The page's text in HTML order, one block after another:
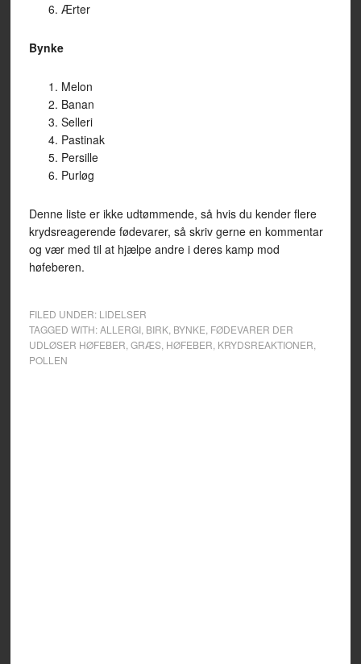
Ærter
Bynke
Melon
Banan
Selleri
Pastinak
Persille
Purløg
Denne liste er ikke udtømmende, så hvis du kender flere
krydsreagerende fødevarer, så skriv gerne en kommentar
og vær med til at hjælpe andre i deres kamp mod
høfeberen.
FILED UNDER: LIDELSER
TAGGED WITH:ALLERGI, BIRK, BYNKE FØDEVARER DER
UDLØSER HØFEBER GRÆS, HØFEBER KRYDSREAKTIONER
POLLEN